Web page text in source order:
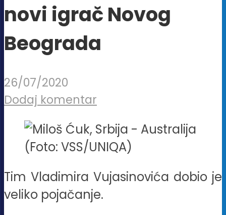
novi igrač Novog
Beograda
26/07/2020
Dodaj komentar
(Foto: VSS/UNIQA)
Tim Vladimira Vujasinovića dobio je
veliko pojačanje.